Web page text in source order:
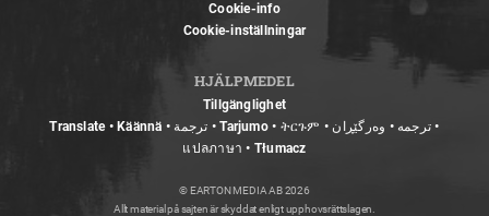
Cookie-info
Cookie-inställningar
HJÄLPMEDEL
Tillgänglighet
Translate • Käännä • ترجمة • Tarjumo • ትርጉም • ترجمه • وەرگێڕان •
แปลภาษา • Tłumacz
© EARTON MEDIA AB 2026
Allt material på sajten är skyddat enligt upphovsrättslagen.